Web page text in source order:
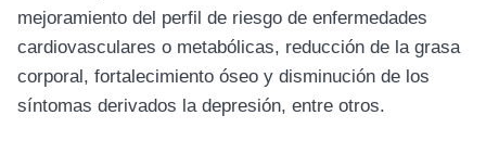
mejoramiento del perfil de riesgo de enfermedades
cardiovasculares o metabólicas, reducción de la grasa
corporal, fortalecimiento óseo y disminución de los
síntomas derivados la depresión, entre otros.